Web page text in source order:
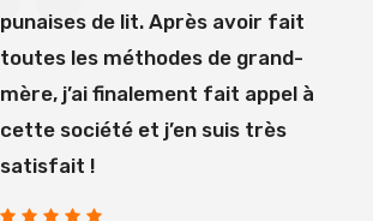
punaises de lit. Après avoir fait
toutes les méthodes de grand-
mère, j’ai finalement fait appel à
cette société et j’en suis très
satisfait !